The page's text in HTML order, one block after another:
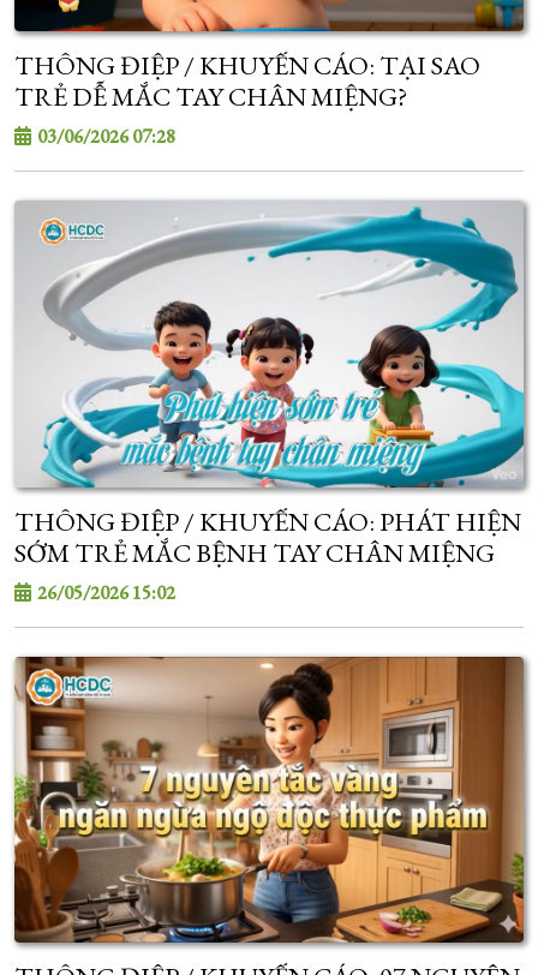
THÔNG ĐIỆP / KHUYẾN CÁO: TẠI SAO
TRẺ DỄ MẮC TAY CHÂN MIỆNG?
03/06/2026 07:28
THÔNG ĐIỆP / KHUYẾN CÁO: PHÁT HIỆN
SỚM TRẺ MẮC BỆNH TAY CHÂN MIỆNG
26/05/2026 15:02